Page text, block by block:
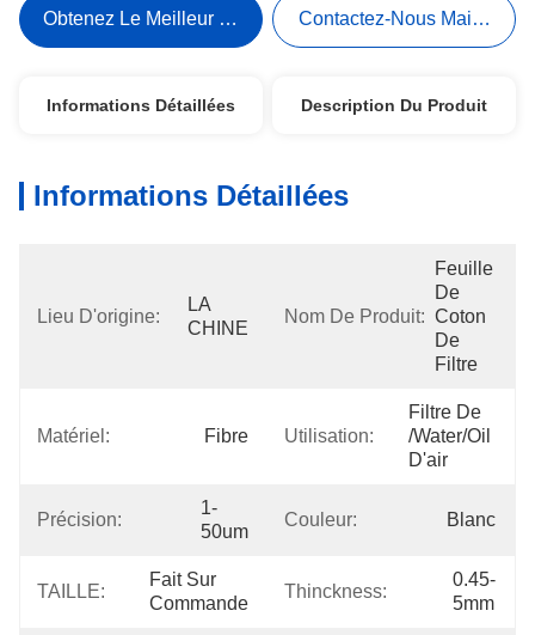
Obtenez Le Meilleur Prix Contactez-Nous Maintenant
Informations Détaillées Description Du Produit
Informations Détaillées
Lieu D'origine:
LA
CHINE
Nom De Produit:
Feuille
De
Coton
De
Filtre
Matériel: Fibre Utilisation:
Filtre De
/water/oil
D'air
Précision:
1-
50um
Couleur: Blanc
TAILLE:
Fait Sur
Commande
Thinckness:
0.45-
5mm